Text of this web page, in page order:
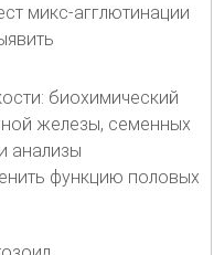
микс-агглютинации
биохимический
железы, семенных
анализы
функцию половых